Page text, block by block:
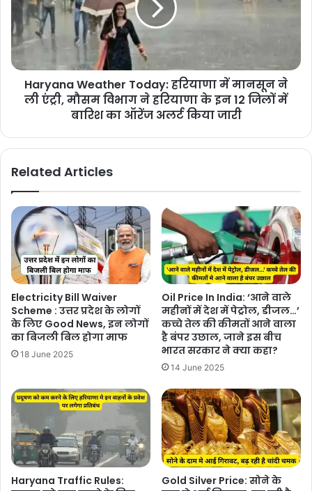
Haryana Weather Today: हरियाणा में मानसून ने
ली एंट्री, मौसम विभाग ने हरियाणा के इन 12 जिलों में
बारिश का ऑरेंज अलर्ट किया जारी
Related Articles
Electricity Bill Waiver
Scheme : उत्तर प्रदेश के लोगों
के लिए Good News, इन लोगों
का बिजली बिल होगा माफ
18 June 2025
Oil Price In India: ‘आने वाले
महीनों में देश में पेट्रोल, डीजल…’
कच्चे तेल की कीमतों आने वाला
है बंपर उछाल, जाने इस बीच
भारत सरकार ने क्या कहा?
14 June 2025
Haryana Traffic Rules:
Gold Silver Price: सोने के